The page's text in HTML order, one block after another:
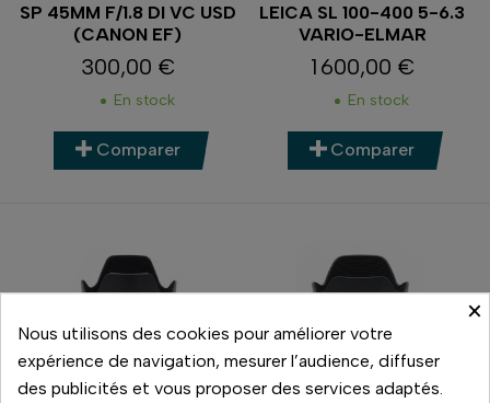
SP 45MM F/1.8 DI VC USD
(CANON EF)
Prix
300,00 €
En stock
Comparer
LEICA SL 100-400 5-6.3
VARIO-ELMAR
Prix
1 600,00 €
En stock
Comparer
×
Nous utilisons des cookies pour améliorer votre
expérience de navigation, mesurer l’audience, diffuser
des publicités et vous proposer des services adaptés.